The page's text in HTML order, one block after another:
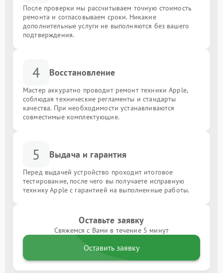
После проверки мы рассчитываем точную стоимость
ремонта и согласовываем сроки. Никакие
дополнительные услуги не выполняются без вашего
подтверждения.
4 Восстановление
Мастер аккуратно проводит ремонт техники Apple,
соблюдая технические регламенты и стандарты
качества. При необходимости устанавливаются
совместимые комплектующие.
5 Выдача и гарантия
Перед выдачей устройство проходит итоговое
тестирование, после чего вы получаете исправную
технику Apple с гарантией на выполненные работы.
Оставьте заявку
Свяжемся с Вами в течение 5 минут
Оставить заявку